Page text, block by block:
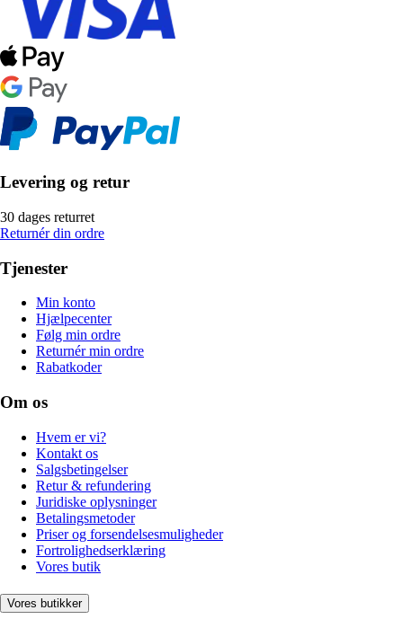
Levering og retur
30 dages returret
Returnér din ordre
Tjenester
Min konto
Hjælpecenter
Følg min ordre
Returnér min ordre
Rabatkoder
Om os
Hvem er vi?
Kontakt os
Salgsbetingelser
Retur & refundering
Juridiske oplysninger
Betalingsmetoder
Priser og forsendelsesmuligheder
Fortrolighedserklæring
Vores butik
Vores butikker